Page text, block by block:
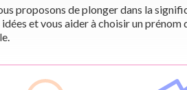
proposons de plonger dans la
et vous aider à choisir un prénom